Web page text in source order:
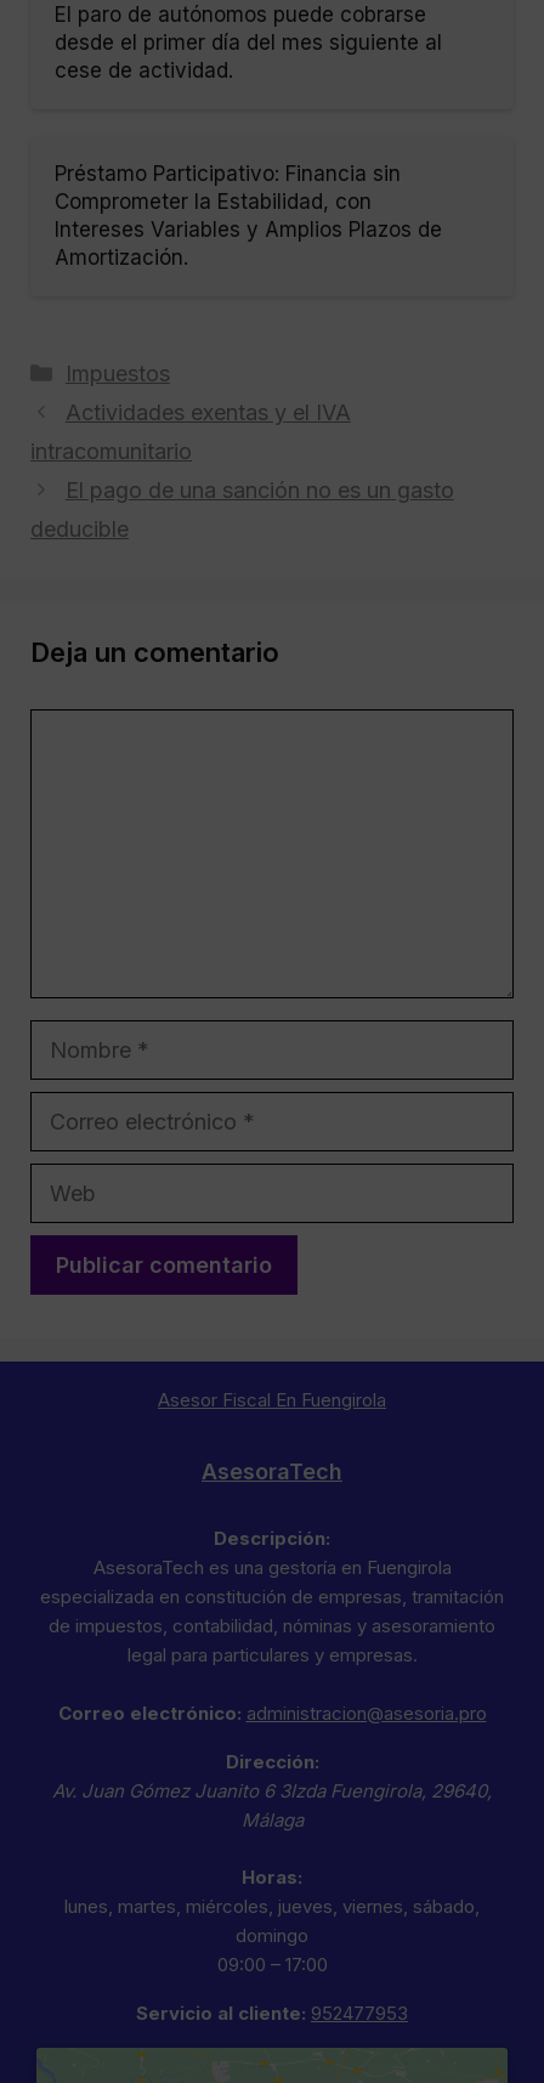
El paro de autónomos puede cobrarse
desde el primer día del mes siguiente al
cese de actividad.
Préstamo Participativo: Financia sin
Comprometer la Estabilidad, con
Intereses Variables y Amplios Plazos de
Amortización.
Categorías
Impuestos
Actividades exentas y el IVA
intracomunitario
El pago de una sanción no es un gasto
deducible
Deja un comentario
Asesor Fiscal En Fuengirola
AsesoraTech
Descripción:
AsesoraTech es una gestoría en Fuengirola
especializada en constitución de empresas, tramitación
de impuestos, contabilidad, nóminas y asesoramiento
legal para particulares y empresas.
Correo electrónico: administracion@asesoria.pro
Dirección:
Av. Juan Gómez Juanito 6 3Izda Fuengirola, 29640,
Málaga
Horas:
lunes, martes, miércoles, jueves, viernes, sábado,
domingo
09:00 – 17:00
Servicio al cliente: 952477953